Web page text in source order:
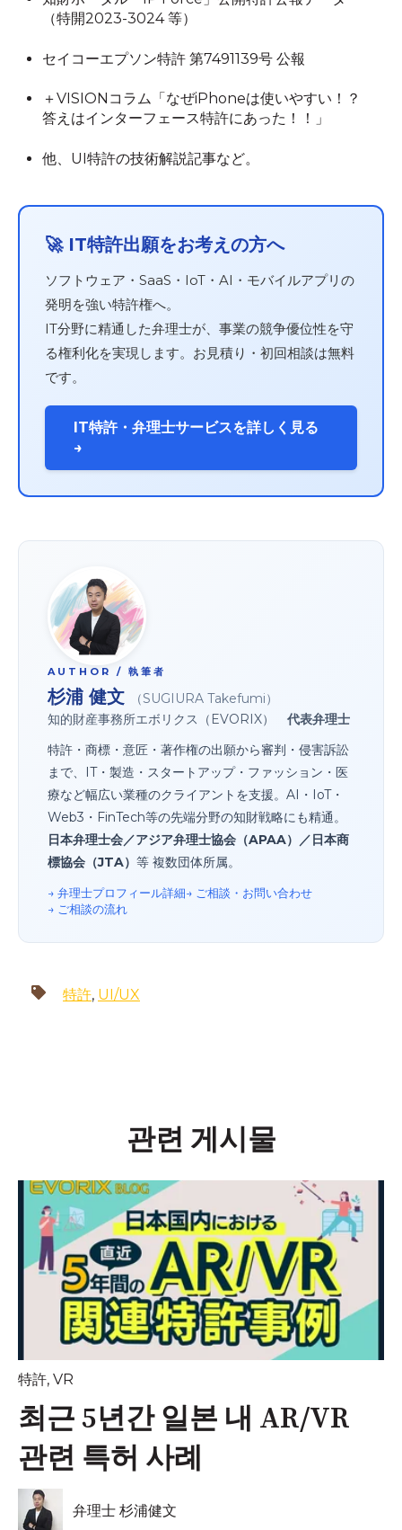
（特開2023-3024 等）
セイコーエプソン特許 第7491139号 公報
＋VISIONコラム「なぜiPhoneは使いやすい！？
答えはインターフェース特許にあった！！」
他、UI特許の技術解説記事など。
🚀 IT特許出願をお考えの方へ
ソフトウェア・SaaS・IoT・AI・モバイルアプリの
発明を強い特許権へ。
IT分野に精通した弁理士が、事業の競争優位性を守
る権利化を実現します。お見積り・初回相談は無料
です。
IT特許・弁理士サービスを詳しく見る
→
AUTHOR / 執筆者
杉浦 健文
（SUGIURA Takefumi）
知的財産事務所エボリクス（EVORIX） 代表弁理士
特許・商標・意匠・著作権の出願から審判・侵害訴訟
まで、IT・製造・スタートアップ・ファッション・医
療など幅広い業種のクライアントを支援。AI・IoT・
Web3・FinTech等の先端分野の知財戦略にも精通。
日本弁理士会／アジア弁理士協会（APAA）／日本商
標協会（JTA） 等 複数団体所属。
→ 弁理士プロフィール詳細→ ご相談・お問い合わせ
→ ご相談の流れ
特許, UI/UX
관련 게시물
特許, VR
최근 5년간 일본 내 AR/VR
관련 특허 사례
弁理士 杉浦健文